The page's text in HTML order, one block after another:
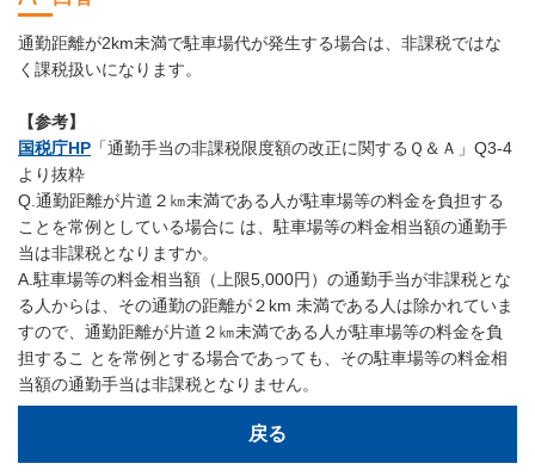
通勤距離が2km未満で駐車場代が発生する場合は、非課税ではな
く課税扱いになります。
【参考】
国税庁HP 「通勤手当の非課税限度額の改正に関するＱ＆Ａ」Q3-4
より抜粋
Q.通勤距離が片道２㎞未満である人が駐車場等の料金を負担する
ことを常例としている場合に は、駐車場等の料金相当額の通勤手
当は非課税となりますか。
A.駐車場等の料金相当額（上限5,000円）の通勤手当が非課税とな
る人からは、その通勤の距離が２km 未満である人は除かれていま
すので、通勤距離が片道２㎞未満である人が駐車場等の料金を負
担するこ とを常例とする場合であっても、その駐車場等の料金相
当額の通勤手当は非課税となりません。
戻る